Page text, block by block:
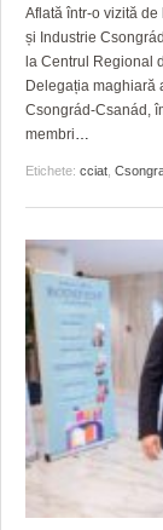
GRĂDINA
ZIARISTU’
CU
PE SURSE
CRONICĂ
UNDE
FILME
JOCURI
ACCIDENTE
ANUNŢURI
INFO SI
FILME
CLIPURI
JOCURI
DIVERSE
FARMACII
Aflată într-o vizită
și Industrie
la Centrul Regional
Delegația maghiară
Csongrád-Csanád,
membri…
Etichete: cciat